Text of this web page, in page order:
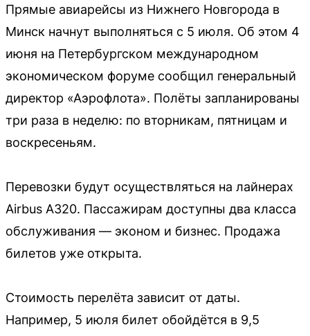
Прямые авиарейсы из Нижнего Новгорода в
Минск начнут выполняться с 5 июля. Об этом 4
июня на Петербургском международном
экономическом форуме сообщил генеральный
директор «Аэрофлота». Полёты запланированы
три раза в неделю: по вторникам, пятницам и
воскресеньям.
Перевозки будут осуществляться на лайнерах
Airbus A320. Пассажирам доступны два класса
обслуживания — эконом и бизнес. Продажа
билетов уже открыта.
Стоимость перелёта зависит от даты.
Например, 5 июля билет обойдётся в 9,5